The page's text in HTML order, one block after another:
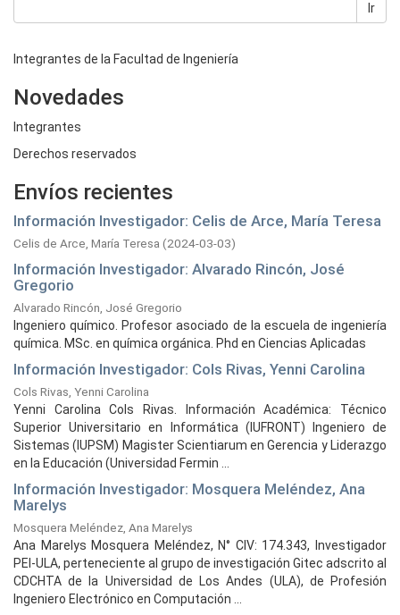
Ir
Integrantes de la Facultad de Ingeniería
Novedades
Integrantes
Derechos reservados
Envíos recientes
Información Investigador: Celis de Arce, María Teresa
Celis de Arce, María Teresa (2024-03-03)
Información Investigador: Alvarado Rincón, José
Gregorio
Alvarado Rincón, José Gregorio
Ingeniero químico. Profesor asociado de la escuela de ingeniería
química. MSc. en química orgánica. Phd en Ciencias Aplicadas
Información Investigador: Cols Rivas, Yenni Carolina
Cols Rivas, Yenni Carolina
Yenni Carolina Cols Rivas. Información Académica: Técnico
Superior Universitario en Informática (IUFRONT) Ingeniero de
Sistemas (IUPSM) Magister Scientiarum en Gerencia y Liderazgo
en la Educación (Universidad Fermin ...
Información Investigador: Mosquera Meléndez, Ana
Marelys
Mosquera Meléndez, Ana Marelys
Ana Marelys Mosquera Meléndez, N° CIV: 174.343, Investigador
PEI-ULA, perteneciente al grupo de investigación Gitec adscrito al
CDCHTA de la Universidad de Los Andes (ULA), de Profesión
Ingeniero Electrónico en Computación ...